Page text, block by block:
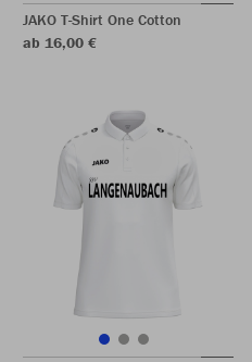
JAKO T-Shirt One Cotton
ab 16,00 €